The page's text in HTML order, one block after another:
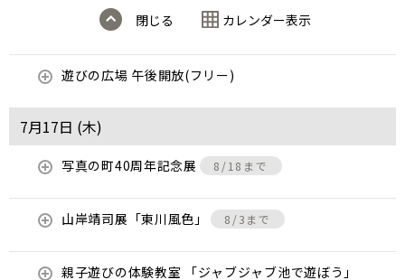
閉じる カレンダー表示
遊びの広場 午後開放(フリー)
7月17日 (木)
写真の町40周年記念展 8/18まで
山岸靖司展「東川風色」 8/3まで
親子遊びの体験教室 「ジャブジャブ池で遊ぼう」